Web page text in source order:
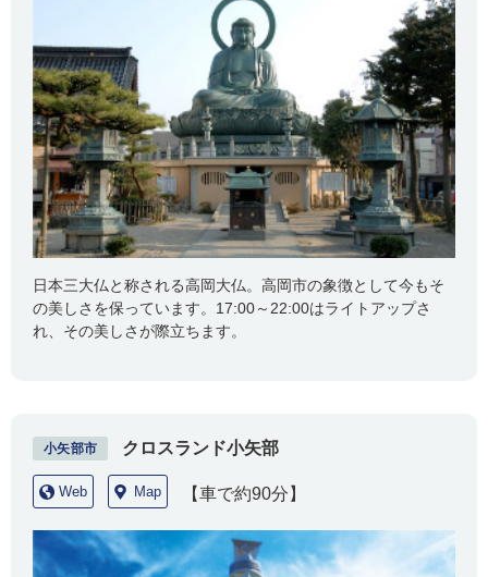
日本三大仏と称される高岡大仏。高岡市の象徴として今もそ
の美しさを保っています。17:00～22:00はライトアップさ
れ、その美しさが際立ちます。
小矢部市 クロスランド小矢部
Web Map 【車で約90分】